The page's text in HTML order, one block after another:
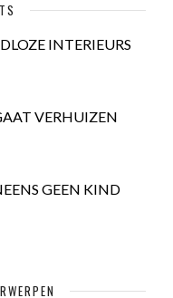
INTERIEURS
VERHUIZEN
GEEN KIND